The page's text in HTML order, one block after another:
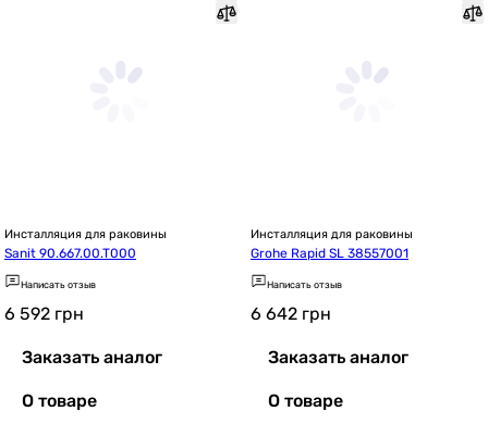
Инсталляция для раковины
Sanit 90.667.00.T000
Написать отзыв
6 592 грн
Заказать аналог
О товаре
Инсталляция для раковины
Grohe Rapid SL 38557001
Написать отзыв
6 642 грн
Заказать аналог
О товаре